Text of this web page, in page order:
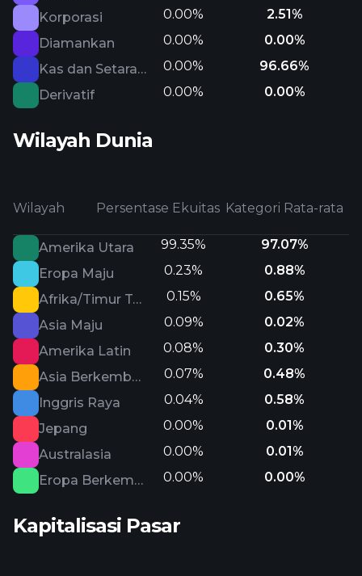
Korporasi
0.00%
2.51%
Diamankan
0.00%
0.00%
Kas dan Setara Kas
0.00%
96.66%
Derivatif
0.00% 0.00%
Wilayah Dunia
Wilayah Persentase Ekuitas Kategori Rata-rata
Amerika Utara 99.35%
97.07%
Eropa Maju
0.23%
0.88%
Afrika/Timur Tengah
0.15%
0.65%
Asia Maju
0.09%
0.02%
Amerika Latin
0.08%
0.30%
Asia Berkembang
0.07%
0.48%
Inggris Raya
0.04%
0.58%
Jepang
0.00%
0.01%
Australasia
0.00%
0.01%
Eropa Berkembang
0.00% 0.00%
Kapitalisasi Pasar